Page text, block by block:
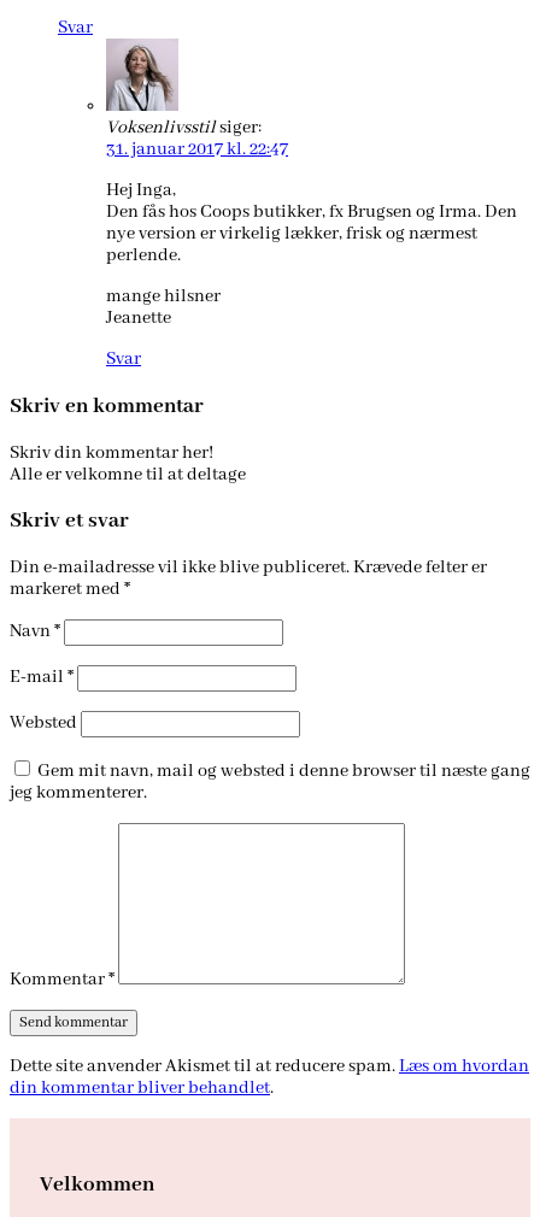
Svar
Voksenlivsstilsiger:
31. januar 2017 kl. 22:47
Hej Inga,
Den fås hos Coops butikker, fx Brugsen og Irma. Den
nye version er virkelig lækker, frisk og nærmest
perlende.
mange hilsner
Jeanette
Svar
Skriv en kommentar
Skriv din kommentar her!
Alle er velkomne til at deltage
Skriv et svar
Din e-mailadresse vil ikke blive publiceret.Krævede felter er
markeret med *
Navn*
E-mail *
Websted
Gem mit navn, mail og websted i denne browser til næste gang
jeg kommenterer.
Kommentar*
Dette site anvender Akismet til at reducere spam.Læs om hvordan
din kommentar bliver behandlet.
Velkommen